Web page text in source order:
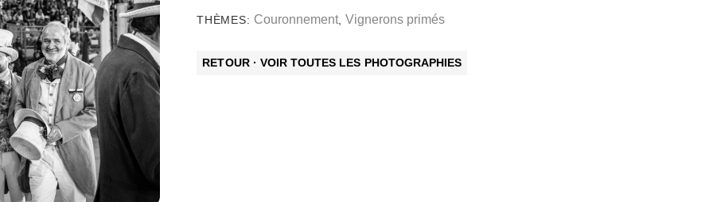
THÈMES: Couronnement,Vignerons primés
RETOUR · VOIR TOUTES LES PHOTOGRAPHIES